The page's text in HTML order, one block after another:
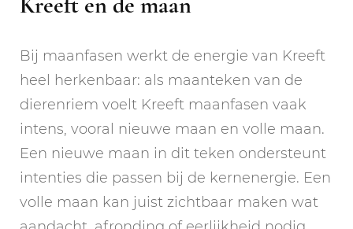
Bij maanfasen werkt de energie van Kreeft
heel herkenbaar: als maanteken van de
dierenriem voelt Kreeft maanfasen vaak
intens, vooral nieuwe maan en volle maan.
Een nieuwe maan in dit teken ondersteunt
intenties die passen bij de kernenergie. Een
volle maan kan juist zichtbaar maken wat